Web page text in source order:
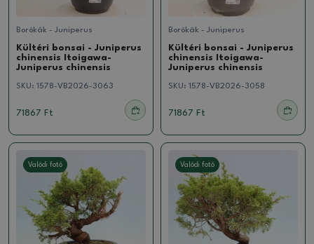
Borókák - Juniperus
Kültéri bonsai - Juniperus
chinensis Itoigawa-
Juniperus chinensis
SKU: 1578-VB2026-3063
71867 Ft
Borókák - Juniperus
Kültéri bonsai - Juniperus
chinensis Itoigawa-
Juniperus chinensis
SKU: 1578-VB2026-3058
71867 Ft
Valódi fotó Valódi fotó